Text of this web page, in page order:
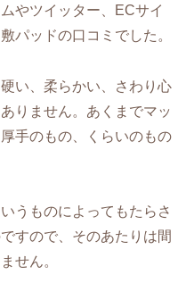
やツイッター、ECサイ
パッドの口コミでした。
い、柔らかい、さわり心
りません。あくまでマッ
手のもの、くらいのもの
うものによってもたらさ
すので、そのあたりは間
せん。